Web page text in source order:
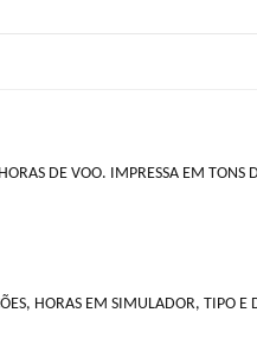
DE VOO. IMPRESSA EM TONS
HORAS EM SIMULADOR, TIPO E